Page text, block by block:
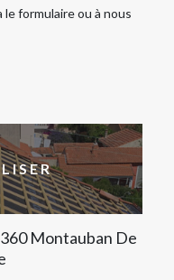
le formulaire ou à nous
Montauban De